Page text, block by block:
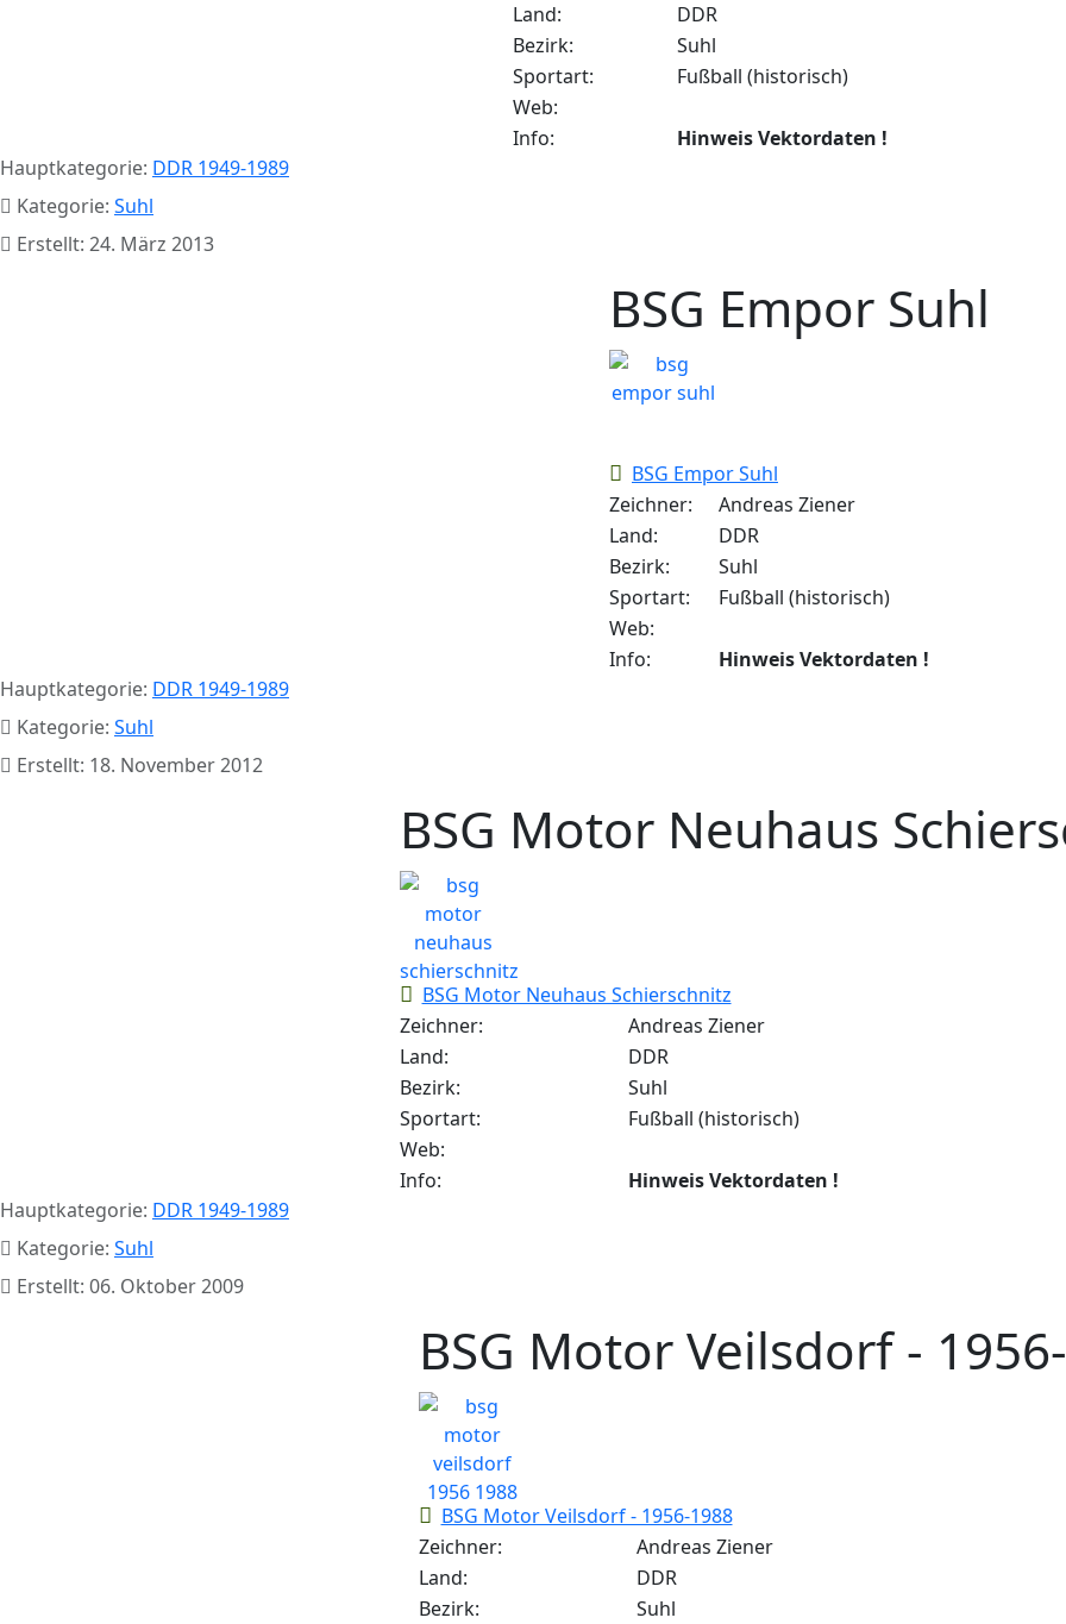
Land:
DDR
Bezirk:
Suhl
Sportart:
Fußball (historisch)
Web:
Info:
Hinweis Vektordaten !
Hauptkategorie: DDR 1949-1989
Kategorie: Suhl
Erstellt: 24. März 2013
BSG Empor Suhl
BSG Empor Suhl
Zeichner:
Andreas Ziener
Land:
DDR
Bezirk:
Suhl
Sportart:
Fußball (historisch)
Web:
Info:
Hinweis Vektordaten !
Hauptkategorie: DDR 1949-1989
Kategorie: Suhl
Erstellt: 18. November 2012
BSG Motor Neuhaus
BSG Motor Neuhaus Schierschnitz
Zeichner:
Andreas Ziener
Land:
DDR
Bezirk:
Suhl
Sportart:
Fußball (historisch)
Web:
Info:
Hinweis Vektordaten !
Hauptkategorie: DDR 1949-1989
Kategorie: Suhl
Erstellt: 06. Oktober 2009
BSG Motor Veilsdorf -
BSG Motor Veilsdorf - 1956-1988
Zeichner:
Andreas Ziener
Land:
DDR
Bezirk:
Suhl